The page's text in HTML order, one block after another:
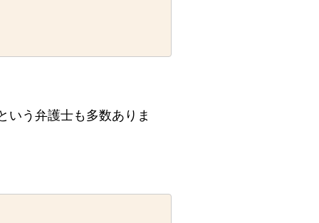
いう弁護士も多数ありま